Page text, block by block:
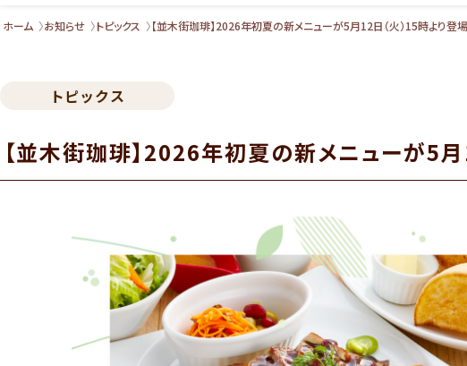
ホーム お知らせ トピックス 【並木街珈琲】2026年初夏の新メニューが5月12日（火）15時より登場
トピックス
【並木街珈琲】2026年初夏の新メニューが5月